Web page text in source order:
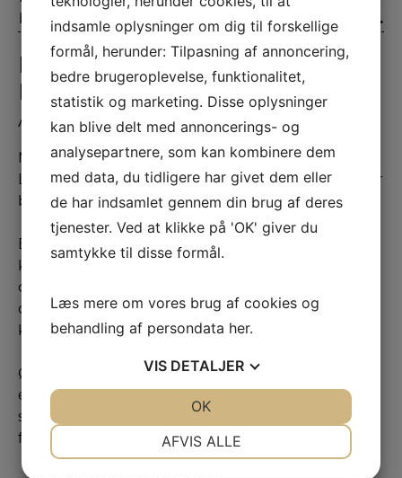
bryn samt retning
420 kr.
KOMBINÉR LASH LIFT OG
BROW LAMINATION MED
ANDRE BEHANDLINGER
Mange vælger at kombinere Lash Lift og Brow
Lamination for et komplet og harmonisk look, hvor
både vipper og bryn fremhæves på naturlig vis.
Behandlingerne kan desuden med fordel
kombineres med en ansigtsbehandling, så du
opnår maksimal selvforkælelse og et samlet løft af
dit udtryk. Spørg os gerne i klinikken, hvilke
kombinationer der passer bedst til dig.
Ønsker du udelukkende en let opfriskning af bryn
eller vipper, tilbyder vi også farvning og retning,
som du kan læse mere om på vores side om
farvning af bryn og vipper.
indsamle oplysninger om dig til forskellige
formål, herunder: Tilpasning af annoncering,
bedre brugeroplevelse, funktionalitet,
statistik og marketing. Disse oplysninger
kan blive delt med annoncerings- og
analysepartnere, som kan kombinere dem
med data, du tidligere har givet dem eller
de har indsamlet gennem din brug af deres
tjenester. Ved at klikke på 'OK' giver du
samtykke til disse formål.
Læs mere om vores brug af cookies og
behandling af persondata her.
VIS DETALJER
AFVIS ALLE
OK